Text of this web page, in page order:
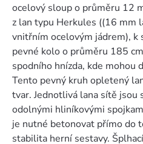
ocelový sloup o průměru 12
z lan typu Herkules ((16 mm
vnitřním ocelovým jádrem), k
pevné kolo o průměru 185
spodního hnízda, kde mohou
Tento pevný kruh opletený
tvar. Jednotlivá lana sítě jsou
odolnými hliníkovými
je nutné betonovat přímo do
stabilita herní sestavy.